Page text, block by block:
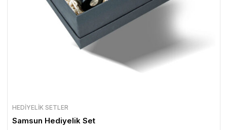
HEDIYELIK SETLER
Samsun Hediyelik Set